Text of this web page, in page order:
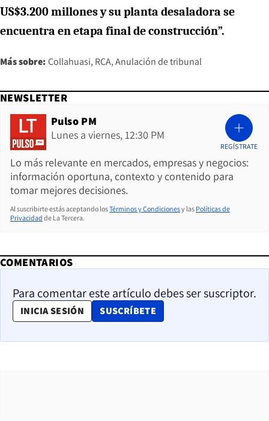
US$3.200 millones y su planta desaladora se
encuentra en etapa final de construcción”.
Más sobre: Collahuasi RCA Anulación de tribunal
NEWSLETTER
Pulso PM
Lunes a viernes, 12:30 PM
Lo más relevante en mercados, empresas y negocios:
información oportuna, contexto y contenido para
tomar mejores decisiones.
REGÍSTRATE
Al suscribirte estás aceptando losTérminos y Condicionesy las Políticas de
Privacidad de La Tercera.
COMENTARIOS
Para comentar este artículo debes ser suscriptor.
INICIA SESIÓN SUSCRÍBETE
OPENS IN NEW WINDOW